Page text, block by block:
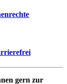
gern zur